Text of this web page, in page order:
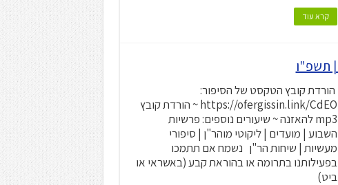
קרא עוד
הורדת קובץ הטקסט של הסיפור:
https://ofergissin.link/CdEO ~ הורדת קובץ
mp3 להאזנה ~ שיעורים נוספים: פרשיות
השבוע | מועדים | ליקוטי מוהר"ן | סיפורי
מעשיות | שיחות הר"ן נשמח אם תתמכו
בפעילותנו בתרומה או בהוראת קבע (באשראי או
ביט)